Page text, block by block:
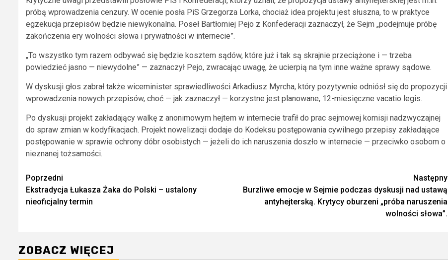
próbą wprowadzenia cenzury. W ocenie posła PiS Grzegorza Lorka, chociaż idea projektu jest słuszna, to w praktyce
egzekucja przepisów będzie niewykonalna. Poseł Bartłomiej Pejo z Konfederacji zaznaczył, że Sejm „podejmuje próbę
zakończenia ery wolności słowa i prywatności w internecie”.
„To wszystko tym razem odbywać się będzie kosztem sądów, które już i tak są skrajnie przeciążone i — trzeba
powiedzieć jasno — niewydolne” — zaznaczył Pejo, zwracając uwagę, że ucierpią na tym inne ważne sprawy sądowe.
W dyskusji głos zabrał także wiceminister sprawiedliwości Arkadiusz Myrcha, który pozytywnie odniósł się do propozycji
wprowadzenia nowych przepisów, choć — jak zaznaczył — korzystne jest planowane, 12-miesięczne vacatio legis.
Po dyskusji projekt zakładający walkę z anonimowym hejtem w internecie trafił do prac sejmowej komisji nadzwyczajnej
do spraw zmian w kodyfikacjach. Projekt nowelizacji dodaje do Kodeksu postępowania cywilnego przepisy zakładające
postępowanie w sprawie ochrony dóbr osobistych — jeżeli do ich naruszenia doszło w internecie — przeciwko osobom o
nieznanej tożsamości.
Zobacz
wpisy
Poprzedni
Ekstradycja Łukasza Żaka do Polski – ustalony
nieoficjalny termin
Następny
Burzliwe emocje w Sejmie podczas dyskusji nad ustawą
antyhejterską. Krytycy oburzeni „próba naruszenia
wolności słowa”.
ZOBACZ WIĘCEJ